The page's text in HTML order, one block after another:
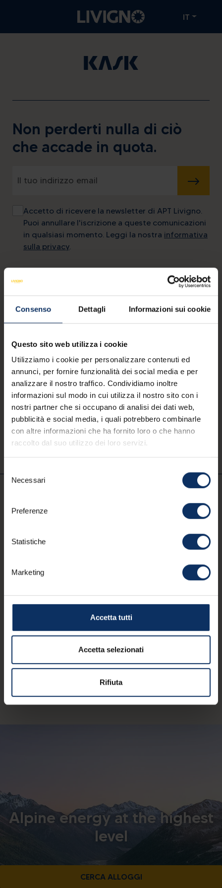
Consenso Dettagli Informazioni sui cookie
Questo sito web utilizza i cookie
Utilizziamo i cookie per personalizzare contenuti ed
annunci, per fornire funzionalità dei social media e per
analizzare il nostro traffico. Condividiamo inoltre
informazioni sul modo in cui utilizza il nostro sito con i
nostri partner che si occupano di analisi dei dati web,
pubblicità e social media, i quali potrebbero combinarle
con altre informazioni che ha fornito loro o che hanno
raccolto dal suo utilizzo dei loro servizi.
delNecessari
Preferenze
Statistiche
Marketing
Accetta tutti
Accetta selezionati
Rifiuta
IT
Non perderti nulla di ciò
che accade in quota.
INVIA
Accetto di ricevere la newsletter di APT Livigno.
Puoi annullare l'iscrizione a queste comunicazioni
in qualsiasi momento. Leggi la nostra informativa
sulla privacy.
Contatti
mail
call+39 0342 977 800
MYLIVIGNOPASS: un'app per te
Scarica l’app ufficiale per
vivere la tua vacanza a 360°.
Scarica su
App Store
Disponibile su
Google Play
Dichiarazione di accessibilità
Privacy policy
Digital Agency: alea.pro
Prenota il ritiro di MyLivignoPass residenti
Turistico srl - Via Rasia 999 - I-23041 Livigno (So) |
C.F. 92015260141
Alpine energy at the highest
level
CERCA ALLOGGI